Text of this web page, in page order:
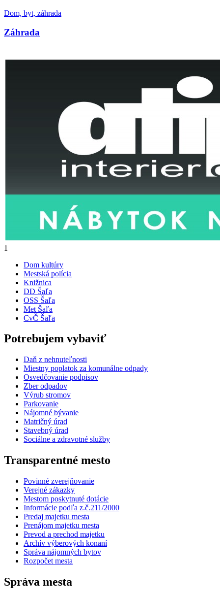
Dom, byt, záhrada
Záhrada
1
Dom kultúry
Mestská polícia
Knižnica
DD Šaľa
OSS Šaľa
Met Šaľa
CvČ Šaľa
Potrebujem vybaviť
Daň z nehnuteľnosti
Miestny poplatok za komunálne odpady
Osvedčovanie podpisov
Zber odpadov
Výrub stromov
Parkovanie
Nájomné bývanie
Matričný úrad
Stavebný úrad
Sociálne a zdravotné služby
Transparentné mesto
Povinné zverejňovanie
Verejné zákazky
Mestom poskytnuté dotácie
Informácie podľa z.č.211/2000
Predaj majetku mesta
Prenájom majetku mesta
Prevod a prechod majetku
Archív výberových konaní
Správa nájomných bytov
Rozpočet mesta
Správa mesta